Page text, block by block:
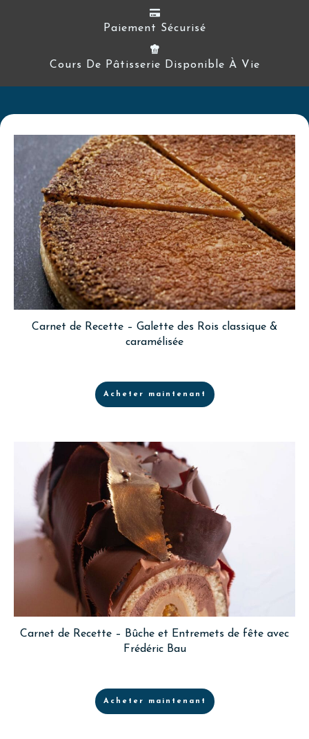
Paiement Sécurisé
Cours De Pâtisserie Disponible À Vie
Carnet de Recette – Galette des Rois classique &
caramélisée
Acheter maintenant
Carnet de Recette – Bûche et Entremets de fête avec
Frédéric Bau
Acheter maintenant